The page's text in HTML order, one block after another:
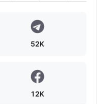
52K
12K